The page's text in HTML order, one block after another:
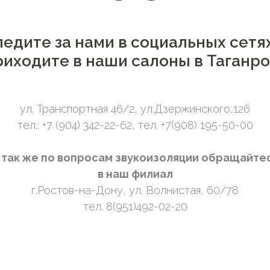
за нами в социальных
в наши салоны в
ул. Транспортная 46/2, ул.Дзержинского,126
тел.: +7 (904) 342-22-62, тел. +7(908) 195-50-00
же по вопросам звукоизоляции
в наш филиал
г.Ростов-на-Дону, ул. Волнистая, 60/78
тел. 8(951)492-02-20